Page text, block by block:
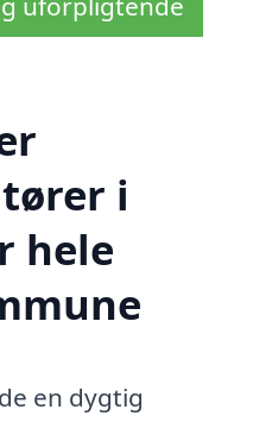
i
hele
en dygtig